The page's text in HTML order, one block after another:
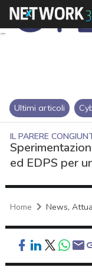
Ultimi articoli
IL PARERE
ed EDPS per
Home News,